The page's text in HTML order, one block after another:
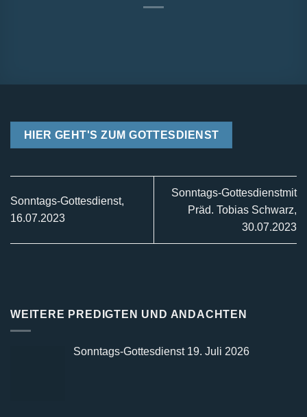
HIER GEHT'S ZUM GOTTESDIENST
Sonntags-Gottesdienst,
16.07.2023
Sonntags-Gottesdienstmit
Präd. Tobias Schwarz,
30.07.2023
WEITERE PREDIGTEN UND ANDACHTEN
Sonntags-Gottesdienst 19. Juli 2026